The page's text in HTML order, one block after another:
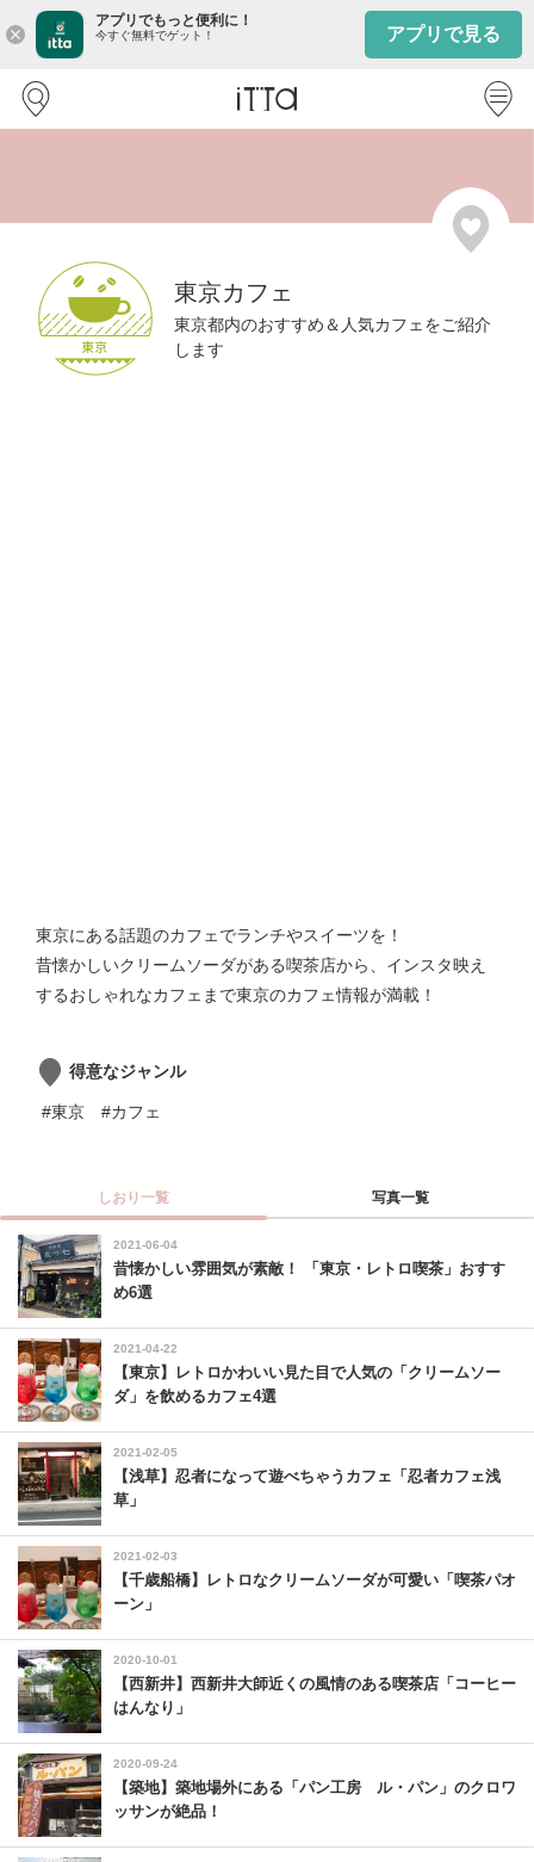
close
アプリでもっと便利に！
今すぐ無料でゲット！ アプリで見る
東京カフェ
東京都内のおすすめ＆人気カフェをご紹介
します
東京にある話題のカフェでランチやスイーツを！
昔懐かしいクリームソーダがある喫茶店から、インスタ映え
するおしゃれなカフェまで東京のカフェ情報が満載！
得意なジャンル
#東京 #カフェ
しおり一覧 写真一覧
2021-06-04
昔懐かしい雰囲気が素敵！ 「東京・レトロ喫茶」おすす
め6選
2021-04-22
【東京】レトロかわいい見た目で人気の「クリームソー
ダ」を飲めるカフェ4選
2021-02-05
【浅草】忍者になって遊べちゃうカフェ「忍者カフェ浅
草」
2021-02-03
【千歳船橋】レトロなクリームソーダが可愛い「喫茶パオ
ーン」
2020-10-01
【西新井】西新井大師近くの風情のある喫茶店「コーヒー
はんなり」
2020-09-24
【築地】築地場外にある「パン工房 ル・パン」のクロワ
ッサンが絶品！